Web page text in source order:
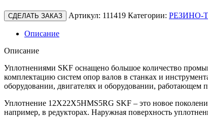
СДЕЛАТЬ ЗАКАЗ Артикул: 111419 Категории: РЕЗИНО-
Описание
Описание
Уплотнениями SKF оснащено большое количество
комплектацию систем опор валов в станках и
оборудовании, двигателях и оборудовании, работающем
Уплотнение 12X22X5HMS5RG SKF – это новое
например, в редукторах. Наружная поверхность